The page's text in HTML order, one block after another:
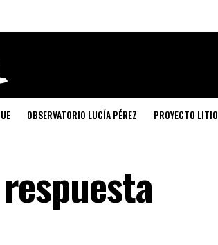
OBSERVATORIO LUCÍA PÉREZ PROYECTO LITIO